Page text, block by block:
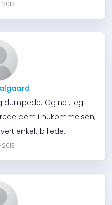
dumpede. Og nej; jeg
dem i hukommelsen,
enkelt billede.